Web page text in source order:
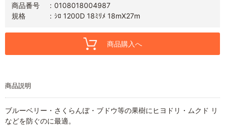
商品番号
0108018004987
規格
ｼﾛ 1200D 18ﾐﾘﾒ 18mX27m
商品購入へ
商品説明
ブルーベリー・さくらんぼ・ブドウ等の果樹にヒヨドリ・ムクド リ
などを防ぐのに最適。